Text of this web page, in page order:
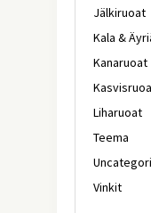
Jälkiruoat
Kala &
Kanaruoat
Liharuoat
Teema
Vinkit